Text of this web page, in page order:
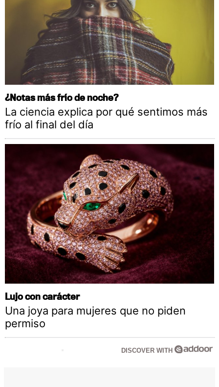
¿Notas más frío de noche?
La ciencia explica por qué sentimos más
frío al final del día
Lujo con carácter
Una joya para mujeres que no piden
permiso
DISCOVER WITH